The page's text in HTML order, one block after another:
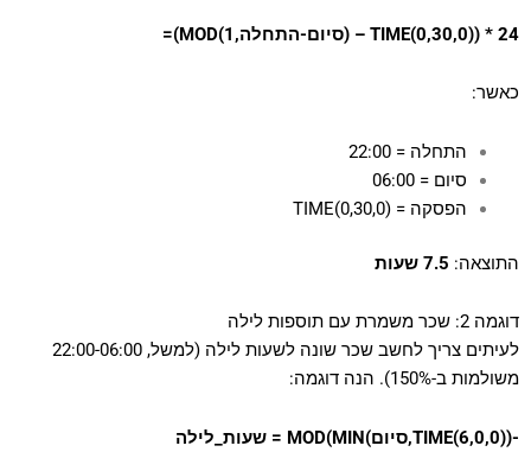
=(MOD(סיום-התחלה,1) – TIME(0,30,0)) * 24
כאשר:
התחלה = 22:00
סיום = 06:00
הפסקה = TIME(0,30,0)
התוצאה: 7.5 שעות
דוגמה 2: שכר משמרת עם תוספות לילה
לעיתים צריך לחשב שכר שונה לשעות לילה (למשל, 22:00-06:00
משולמות ב-150%). הנה דוגמה:
שעות_לילה = MOD(MIN(סיום,TIME(6,0,0))-